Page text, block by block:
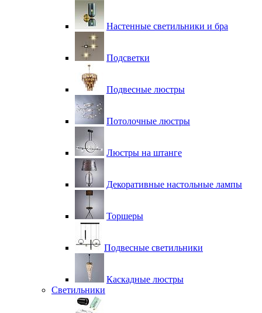
Настенные светильники и бра
Подсветки
Подвесные люстры
Потолочные люстры
Люстры на штанге
Декоративные настольные лампы
Торшеры
Подвесные светильники
Каскадные люстры
Светильники